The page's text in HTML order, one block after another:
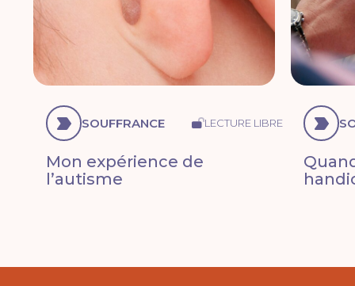
SOUFFRANCE LECTURE LIBRE
Mon expérience de
l’autisme